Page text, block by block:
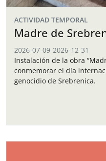
ACTIVIDAD TEMPORAL
Madre de
2026-07-09-2026-12-31
Instalación de la obra
conmemorar el día
genocidio de Srebrenica.